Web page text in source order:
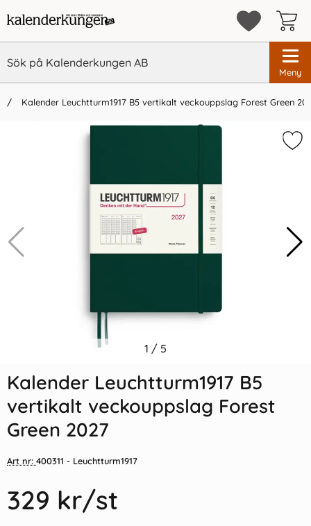
Meny
Kalender Leuchtturm1917 B5 vertikalt veckouppslag Forest Green
Vi rekommenderar
Indexflikar och Frixion clicker
55 kr/st
Köp
45 kr/st
1 / 5
Kalender Leuchtturm1917 B5
vertikalt veckouppslag Forest
Green 2027
Art nr: 400311 - Leuchtturm1917
329 kr/st